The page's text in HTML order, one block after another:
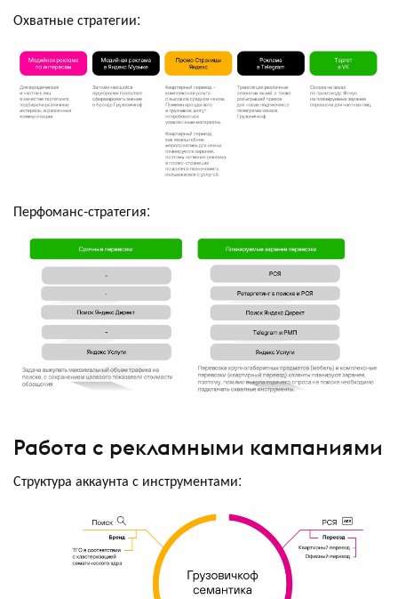
Охватные стратегии:
Перфоманс-стратегия:
Работа с рекламными кампаниями
Структура аккаунта с инструментами: